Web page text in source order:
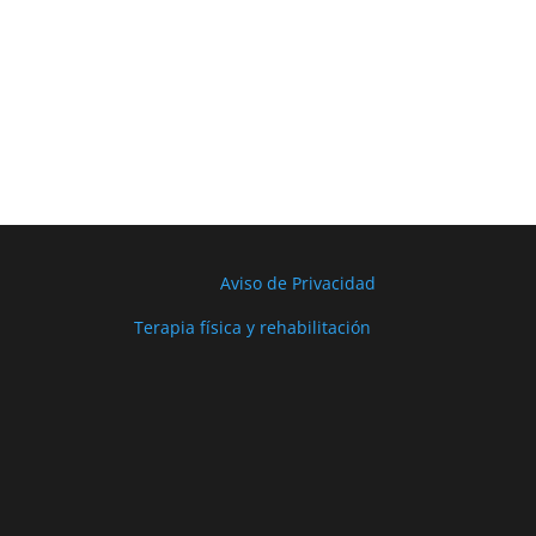
Aviso de Privacidad
Terapia física y rehabilitación